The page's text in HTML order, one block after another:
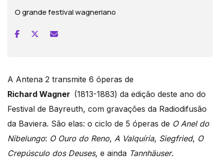
O grande festival wagneriano
A Antena 2 transmite 6 óperas de
Richard Wagner (1813-1883) da edição deste ano do
Festival de Bayreuth, com gravações da Radiodifusão
da Baviera. São elas: o ciclo de 5 óperas de O Anel do
Nibelungo: O Ouro do Reno, A Valquíria, Siegfried, O
Crepúsculo dos Deuses, e ainda Tannhäuser.